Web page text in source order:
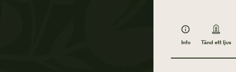
Info Tänd ett ljus